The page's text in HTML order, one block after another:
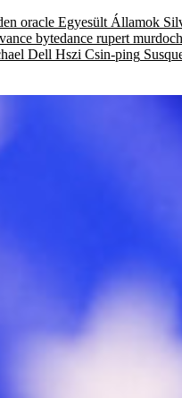
oracle Egyesült Államok
bytedance rupert murdoch
Dell Hszi Csin-ping